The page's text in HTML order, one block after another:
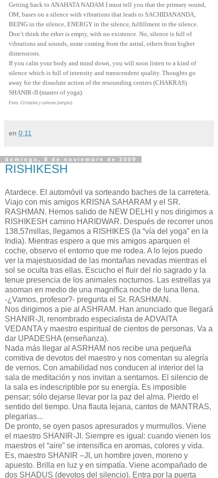
Getting back to ANAHATA NADAM I must tell you that the primary sound,
OM, bases on a silence with vibrations that leads to SACHIDANANDA,
BEING in the silence, ENERGY in the silence, fulfillment in the silence.
Don’t think the ether is empty, with no existence. No, silence is full of
vibrations and sounds, some coming from the astral, others from higher
dimensions.
If you calm your body and mind down, you will soon listen to a kind of
silence which is full of intensity and transcendent quality. Thoughts go
away for the dissolute action of the resounding centres (CHAKRAS)
SHANIR-JI (master of yoga).
Foto: Cristales y colores (sergio).
en 0:11
domingo, 8 de noviembre de 2009
RISHIKESH
Atardece. El automóvil va sorteando baches de la carretera.
Viajo con mis amigos KRISNA SAHARAM y el SR.
RASHMAN. Hemos salido de NEW DELHI y nos dirigimos a
RISHIKESH camino HARIDWAR. Después de recorrer unos
138,57millas, llegamos a RISHIKES (la “vía del yoga” en la
India). Mientras espero a que mis amigos aparquen el
coche, observo el entorno que me rodea. A lo lejos puedo
ver la majestuosidad de las montañas nevadas mientras el
sol se oculta tras ellas. Escucho el fluir del río sagrado y la
tenue presencia de los animales nocturnos. Las estrellas ya
asoman en medio de una magnifica noche de luna llena.
-¿Vamos, profesor?- pregunta el Sr. RASHMAN.
Nos dirigimos a pie al ASHRAM. Han anunciado que llegará
SHANIR-JI, renombrado especialista de ADVAITA
VEDANTA y maestro espiritual de cientos de personas. Va a
dar UPADESHA (enseñanza).
Nada más llegar al ASRHAM nos recibe una pequeña
comitiva de devotos del maestro y nos comentan su alegría
de vernos. Con amabilidad nos conducen al interior del la
sala de meditación y nos invitan a sentarnos. El silencio de
la sala es indescriptible por su energía. Es imposible
pensar; sólo dejarse llevar por la paz del alma. Pierdo el
sentido del tiempo. Una flauta lejana, cantos de MANTRAS,
plegarias...
De pronto, se oyen pasos apresurados y murmullos. Viene
el maestro SHANIR-JI. Siempre es igual: cuando vienen los
maestros el “aire” se intensifica en aromas, colores y vida.
Es, maestro SHANIR –JI, un hombre joven, moreno y
apuesto. Brilla en luz y en simpatía. Viene acompañado de
dos SHADUS (devotos del silencio). Entra por la puerta